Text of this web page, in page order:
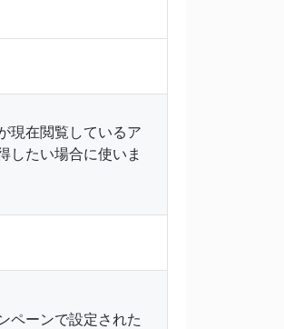
現在閲覧しているア
したい場合に使いま
ペーンで設定された